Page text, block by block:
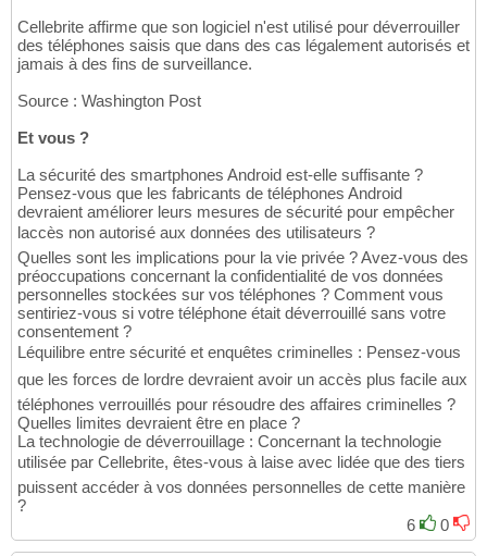
Cellebrite affirme que son logiciel n'est utilisé pour déverrouiller
des téléphones saisis que dans des cas légalement autorisés et
jamais à des fins de surveillance.
Source : Washington Post
Et vous ?
La sécurité des smartphones Android est-elle suffisante ?
Pensez-vous que les fabricants de téléphones Android
devraient améliorer leurs mesures de sécurité pour empêcher
laccès non autorisé aux données des utilisateurs ?
Quelles sont les implications pour la vie privée ? Avez-vous des
préoccupations concernant la confidentialité de vos données
personnelles stockées sur vos téléphones ? Comment vous
sentiriez-vous si votre téléphone était déverrouillé sans votre
consentement ?
Léquilibre entre sécurité et enquêtes criminelles : Pensez-vous
que les forces de lordre devraient avoir un accès plus facile aux
téléphones verrouillés pour résoudre des affaires criminelles ?
Quelles limites devraient être en place ?
La technologie de déverrouillage : Concernant la technologie
utilisée par Cellebrite, êtes-vous à laise avec lidée que des tiers
puissent accéder à vos données personnelles de cette manière
?
6
0